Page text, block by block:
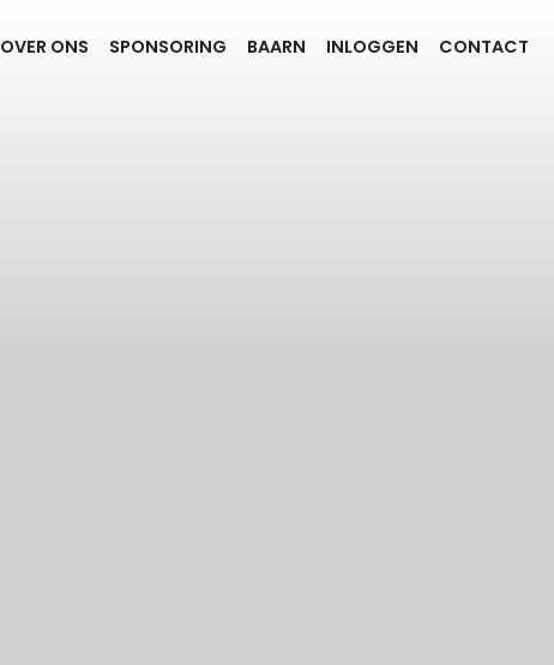
OVER ONS SPONSORING BAARN INLOGGEN CONTACT